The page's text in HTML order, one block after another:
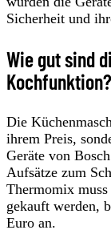
Sicherheit und
Wie gut sind
Kochfunktion?
Die
ihrem Preis,
Geräte von
Aufsätze zum
Thermomix
gekauft werden,
Euro an.